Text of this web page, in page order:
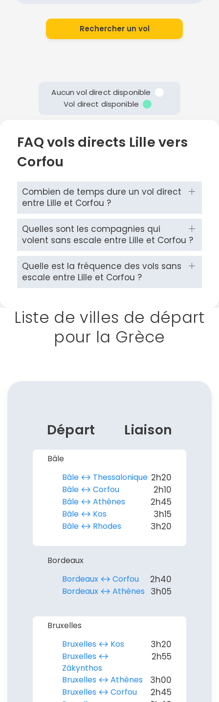
Rechercher un vol
Aucun vol direct disponible
Vol direct disponible
FAQ vols directs Lille vers
Corfou
Combien de temps dure un vol direct
entre Lille et Corfou ?
Quelles sont les compagnies qui
volent sans escale entre Lille et Corfou ?
Quelle est la fréquence des vols sans
escale entre Lille et Corfou ?
Liste de villes de départ
pour la Grèce
Départ Liaison
Bâle
Bâle ↔︎ Thessalonique 2h20
Bâle ↔︎ Corfou 2h10
Bâle ↔︎ Athènes 2h45
Bâle ↔︎ Kos 3h15
Bâle ↔︎ Rhodes 3h20
Bordeaux
Bordeaux ↔︎ Corfou
2h40
Bordeaux ↔︎ Athènes 3h05
Bruxelles
Bruxelles ↔︎ Kos
3h20
Bruxelles ↔︎
Zákynthos
2h55
Bruxelles ↔︎ Athènes 3h00
Bruxelles ↔︎ Corfou 2h45